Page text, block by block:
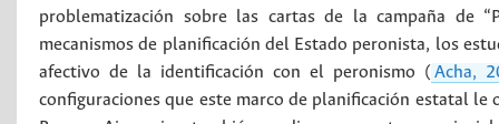
problematización sobre las cartas de la campaña de
mecanismos de planificación del Estado peronista, los
afectivo de la identificación con el peronismo ( Acha,
configuraciones que este marco de planificación estatal